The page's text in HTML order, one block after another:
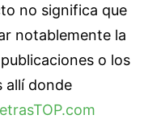
no significa que
notablemente la
o los
allí donde